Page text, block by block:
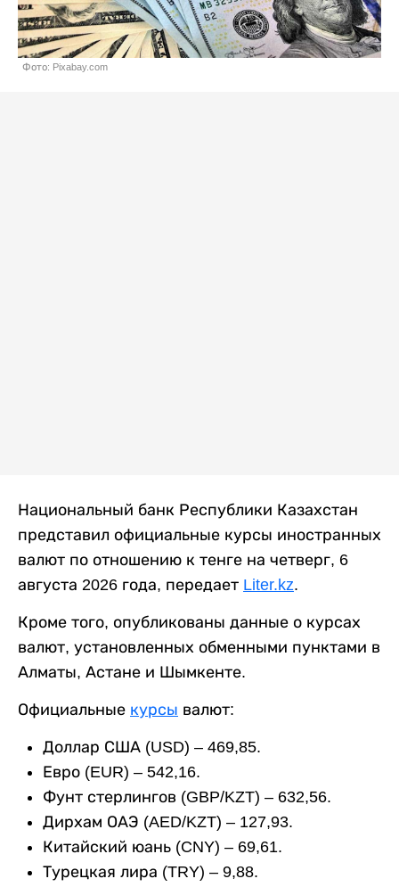
Фото: Pixabay.com
Национальный банк Республики Казахстан
представил официальные курсы иностранных
валют по отношению к тенге на четверг, 6
августа 2026 года, передает Liter.kz.
Кроме того, опубликованы данные о курсах
валют, установленных обменными пунктами в
Алматы, Астане и Шымкенте.
Официальные курсы валют:
Доллар США (USD) – 469,85.
Евро (EUR) – 542,16.
Фунт стерлингов (GBP/KZT) – 632,56.
Дирхам ОАЭ (AED/KZT) – 127,93.
Китайский юань (CNY) – 69,61.
Турецкая лира (TRY) – 9,88.